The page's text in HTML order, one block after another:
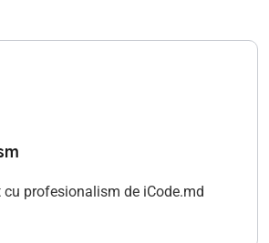
cu profesionalism de iCode.md